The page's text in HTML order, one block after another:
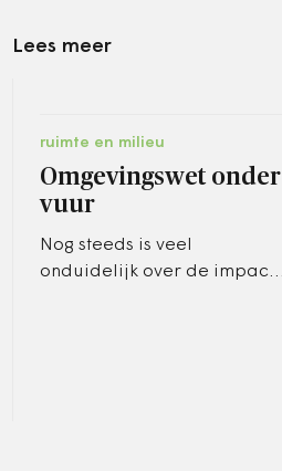
Lees meer
ruimte en milieu
Omgevingswet onder
vuur
Nog steeds is veel
onduidelijk over de impact